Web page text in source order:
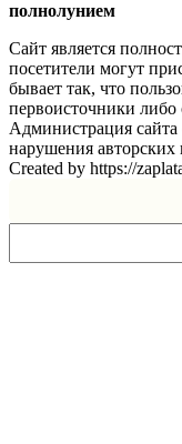
полнолунием
Сайт является
посетители могут
бывает так, что
первоисточники либо
Администрация сайта
нарушения авторских
Created by https://